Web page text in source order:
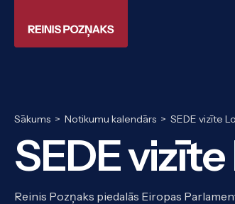
Sākums > Notikumu kalendārs > SEDE vizīte
SEDE
Reinis Pozņaks piedalās Eiropas